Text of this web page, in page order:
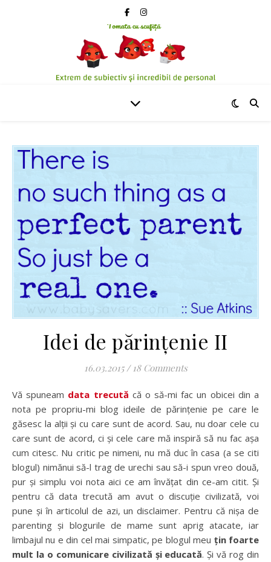
Idei de părințenie II
16.03.2015 / 18 Comments
Vă spuneam data trecută că o să-mi fac un obicei din a
nota pe propriu-mi blog ideile de părințenie pe care le
găsesc la alții și cu care sunt de acord. Sau, nu doar cele cu
care sunt de acord, ci și cele care mă inspiră să nu fac așa
cum citesc. Nu critic pe nimeni, nu mă duc în casa (a se citi
blogul) nimănui să-l trag de urechi sau să-i spun vreo două,
pur și simplu voi nota aici ce am învățat din ce-am citit. Și
pentru că data trecută am avut o discuție civilizată, voi
pune și în articolul de azi, un disclaimer. Pentru că nișa de
parenting și blogurile de mame sunt aprig atacate, iar
limbajul nu e din cel mai simpatic, pe blogul meu țin foarte
mult la o comunicare civilizată și educată. Și vă rog din